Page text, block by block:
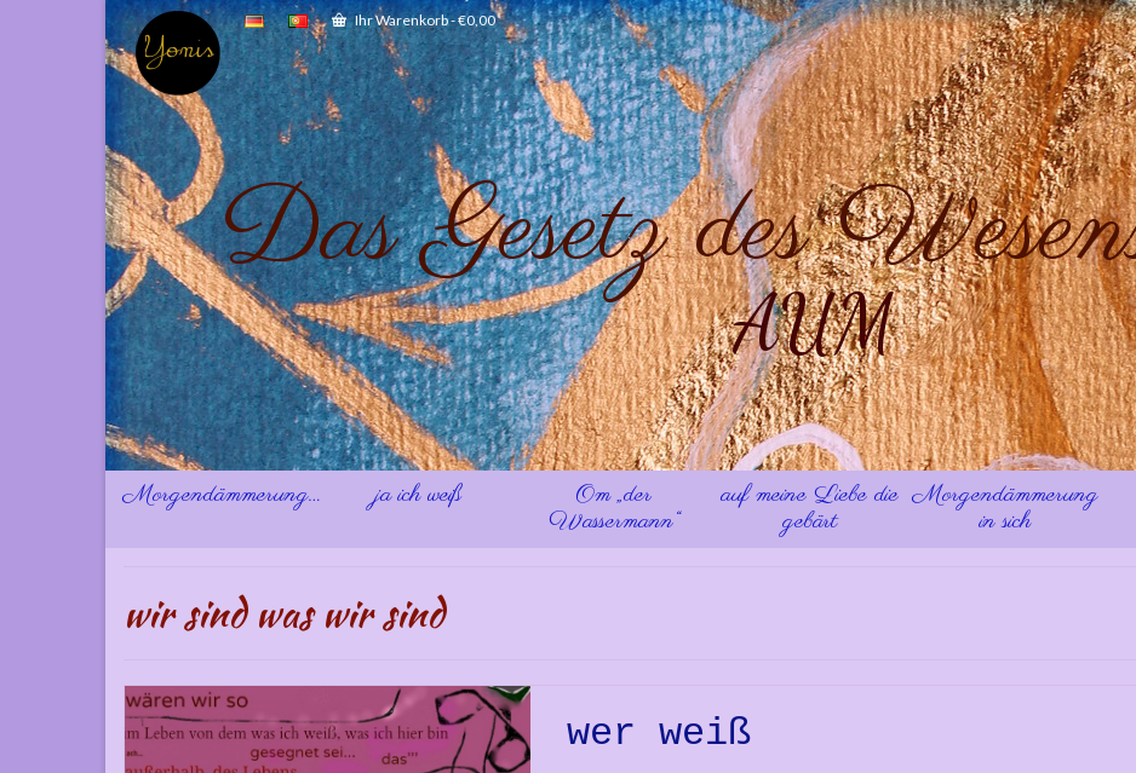
Ihr Warenkorb-€0,00
Das Gesetz des
AUM
Morgendämmerung… ja ich weiß
Om „der
Wassermann“
auf meine Liebe die
gebärt
Morgendämmerung
in sich
wir sind was wir sind
wer weiß